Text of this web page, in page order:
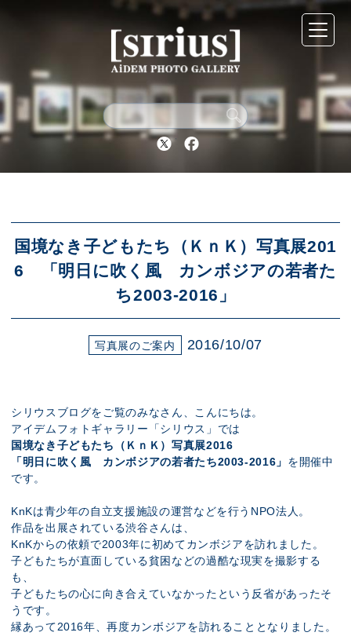
Twitter Facebook
国境なき子どもたち（ＫｎＫ）写真展201
6 「明日に吹く風 カンボジアの若者た
ち2003-2016」
写真展のご案内 2016/10/07
シリウスブログをご覧のみなさん、こんにちは。
アイデムフォトギャラリー「シリウス」では
国境なき子どもたち（ＫｎＫ）写真展2016
「明日に吹く風 カンボジアの若者たち2003-2016 」 を開催中
です。
KnKは青少年の自立支援施設の運営などを行うNPO法人。
作品を出展されている渋谷さんは、
KnKからの依頼で2003年に初めてカンボジアを訪れました。
子どもたちが直面している貧困などの過酷な現実を撮影する
も、
子どもたちの心に向き合えていなかったという反省があったそ
うです。
縁あって2016年、再度カンボジアを訪れることとなりました。
シリウスについて
展示スケジュール
アクセス
展示のお申し込み